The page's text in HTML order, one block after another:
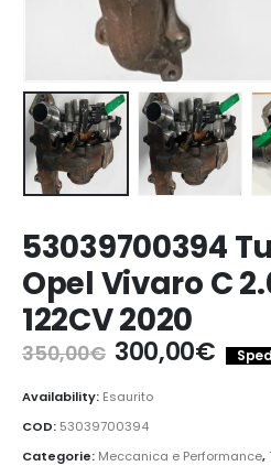
53039700394
Opel Vivaro C
122CV 2020
350,00€ Il
prezzo
originale
era:
350,00€.
300,00€Il
Availability: Esaurito
COD: 53039700394
Categorie: Meccanica e Performance,